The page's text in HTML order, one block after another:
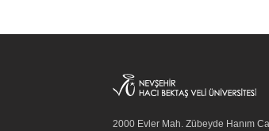
2000 Evler Mah. Zübeyde Hanım